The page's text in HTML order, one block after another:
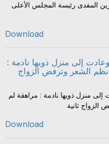
المفدى رئيسة المجلس الأعلى
Download
إلى منزل ذويها نادمة :
الشعر وترفض الزواج
منزل ذويها نادمة : مراهقة لم
الزواج ثانية
Download